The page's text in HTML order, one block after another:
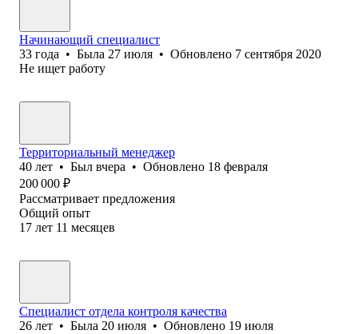
Начинающий специалист
33 года • Была 27 июля • Обновлено 7 сентября 2020
Не ищет работу
Территориальный менеджер
40 лет • Был вчера • Обновлено 18 февраля
200 000 ₽
Рассматривает предложения
Общий опыт
17 лет 11 месяцев
Специалист отдела контроля качества
26 лет • Была 20 июля • Обновлено 19 июля